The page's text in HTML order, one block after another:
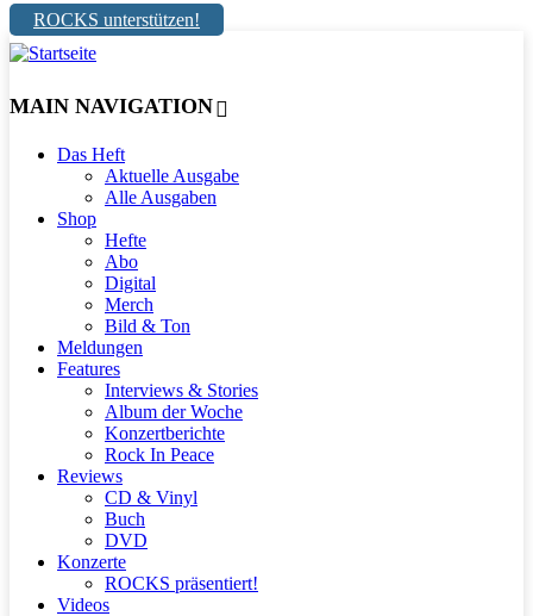
ROCKS unterstützen!
MAIN NAVIGATION
Das Heft
Aktuelle Ausgabe
Alle Ausgaben
Shop
Hefte
Abo
Digital
Merch
Bild & Ton
Meldungen
Features
Interviews & Stories
Album der Woche
Konzertberichte
Rock In Peace
Reviews
CD & Vinyl
Buch
DVD
Konzerte
ROCKS präsentiert!
Videos